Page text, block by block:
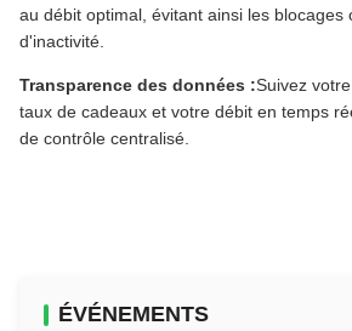
au débit optimal, évitant ainsi les blocages
d'inactivité.
Transparence des données :Suivez
taux de cadeaux et votre débit en temps
de contrôle centralisé.
ÉVÉNEMENTS